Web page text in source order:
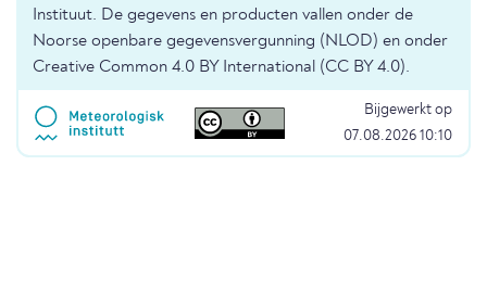
Instituut. De gegevens en producten vallen onder de
Noorse openbare gegevensvergunning (NLOD) en onder
Creative Common 4.0 BY International (CC BY 4.0).
Bijgewerkt op
07.08.2026 10:10